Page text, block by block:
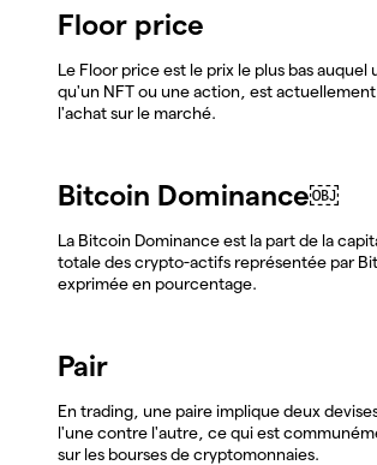
Floor price
Le Floor price est le prix le plus bas auquel
qu'un NFT ou une action, est
l'achat sur le marché.
Bitcoin Dominance￼
La Bitcoin Dominance est la part de la
totale des crypto-actifs représentée par
exprimée en pourcentage.
Pair
En trading, une paire implique deux
l'une contre l'autre, ce qui est
sur les bourses de cryptomonnaies.